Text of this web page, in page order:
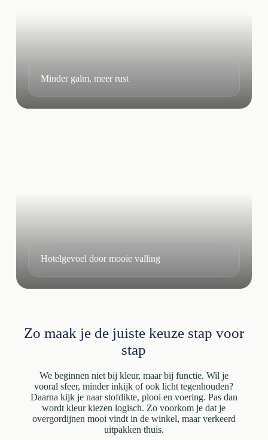
Minder galm, meer rust
Hotelgevoel door mooie valling
Zo maak je de juiste keuze stap voor
stap
We beginnen niet bij kleur, maar bij functie. Wil je
vooral sfeer, minder inkijk of ook licht tegenhouden?
Daarna kijk je naar stofdikte, plooi en voering. Pas dan
wordt kleur kiezen logisch. Zo voorkom je dat je
overgordijnen mooi vindt in de winkel, maar verkeerd
uitpakken thuis.